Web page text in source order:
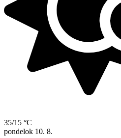
35/15 °C
pondelok 10. 8.